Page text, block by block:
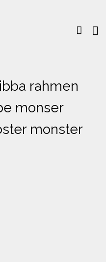
rahmen
monser
monster